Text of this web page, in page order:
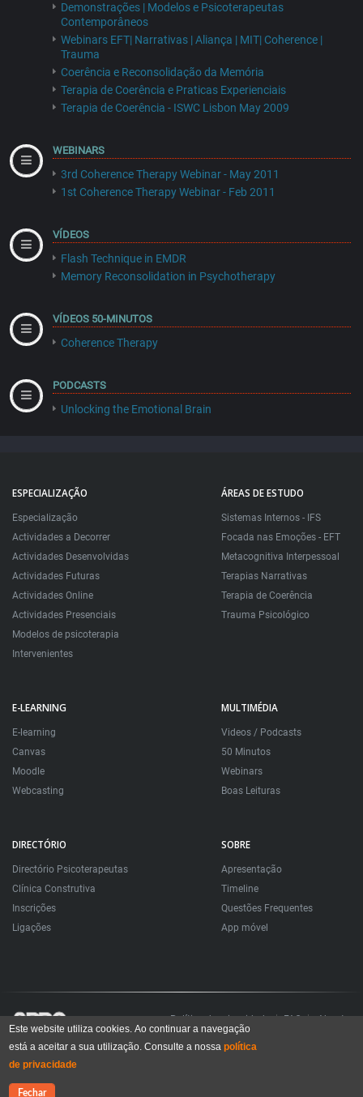
Demonstrações | Modelos e Psicoterapeutas
Contemporâneos
Webinars EFT| Narrativas | Aliança | MIT| Coherence |
Trauma
Coerência e Reconsolidação da Memória
Terapia de Coerência e Praticas Experienciais
Terapia de Coerência - ISWC Lisbon May 2009
WEBINARS
3rd Coherence Therapy Webinar - May 2011
1st Coherence Therapy Webinar - Feb 2011
VÍDEOS
Flash Technique in EMDR
Memory Reconsolidation in Psychotherapy
VÍDEOS 50-MINUTOS
Coherence Therapy
PODCASTS
Unlocking the Emotional Brain
ESPECIALIZAÇÃO
Especialização
Actividades a Decorrer
Actividades Desenvolvidas
Actividades Futuras
Actividades Online
Actividades Presenciais
Modelos de psicoterapia
Intervenientes
ÁREAS DE ESTUDO
Sistemas Internos - IFS
Focada nas Emoções - EFT
Metacognitiva Interpessoal
Terapias Narrativas
Terapia de Coerência
Trauma Psicológico
E-LEARNING
E-learning
Canvas
Moodle
Webcasting
MULTIMÉDIA
Videos / Podcasts
50 Minutos
Webinars
Boas Leituras
DIRECTÓRIO
Directório Psicoterapeutas
Clínica Construtiva
Inscrições
Ligações
SOBRE
Apresentação
Timeline
Questões Frequentes
App móvel
Política de privacidade FAQ About
Todos os direitos reservados. Sociedade Portuguesa de Psicoterapias Construtivistas
© 2006 – 2024
All rights reserved. Portuguese Society for Constructivist Psychotherapies
Este website utiliza cookies. Ao continuar a navegação
está a aceitar a sua utilização. Consulte a nossapolítica
de privacidade
Fechar